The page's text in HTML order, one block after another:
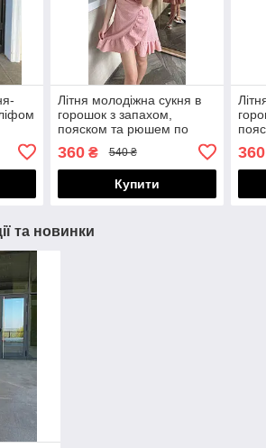
Літня молодіжна сукня в
горошок з запахом,
пояском та рюшем по
360₴ 540 ₴
Купити
360
та новинки